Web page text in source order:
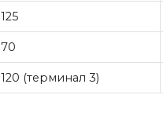
(терминал 3)